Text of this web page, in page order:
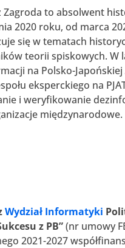
Zagroda to absolwent
2020 roku, od marca
się w tematach
teorii spiskowych. W
na Polsko-
eksperckiego na
i weryfikowanie
międzynarodowe.
Wydział Informatyki
z PB”(nr umowy
2021-2027